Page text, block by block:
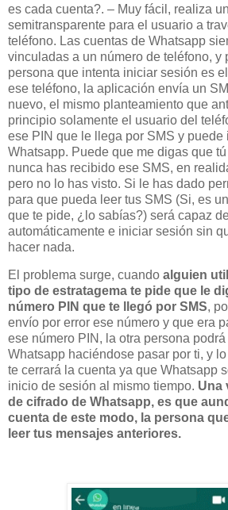
es cada cuenta?. – Muy fácil, realiza
semitransparente para el usuario a
teléfono. Las cuentas de Whatsapp
vinculadas a un número de teléfono, y
persona que intenta iniciar sesión es
ese teléfono, la aplicación envía un
nuevo, el mismo planteamiento que
principio solamente el usuario del
ese PIN que le llega por SMS y puede
Whatsapp. Puede que me digas que
nunca has recibido ese SMS, en
pero no lo has visto. Si le has dado
para que pueda leer tus SMS (Si, es
que te pide, ¿lo sabías?) será capaz
automáticamente e iniciar sesión sin
hacer nada.
El problema surge, cuando alguien
tipo de estratagema te pide que le
número PIN que te llegó por SMS,
envío por error ese número y que era
ese número PIN, la otra persona
Whatsapp haciéndose pasar por ti, y
te cerrará la cuenta ya que Whatsapp
inicio de sesión al mismo tiempo. Una
de cifrado de Whatsapp, es que
cuenta de este modo, la persona
leer tus mensajes anteriores.